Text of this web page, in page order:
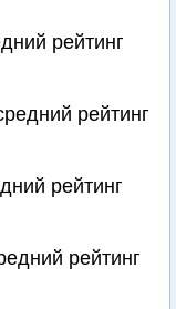
рейтинг
рейтинг
рейтинг
рейтинг